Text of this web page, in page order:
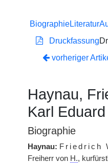
BiographieLiteratur
Druckfassung
vorheriger
Haynau,
Karl Eduard
Biographie
Haynau: Friedrich
Freiherr von H.,